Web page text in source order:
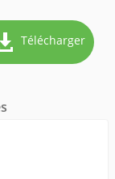
Télécharger